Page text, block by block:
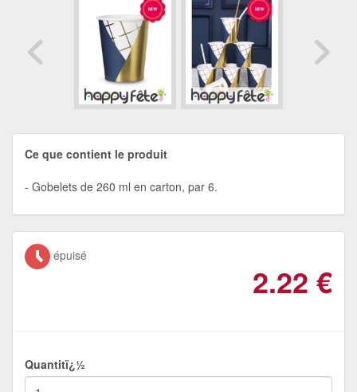
Ce que contient le produit
Gobelets de 260 ml en carton, par 6.
épuisé
2.22 €
Quantitï¿½